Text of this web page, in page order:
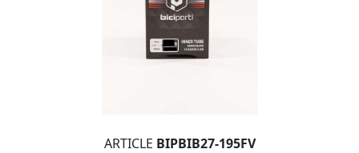
ARTICLE BIPBIB27-195FV